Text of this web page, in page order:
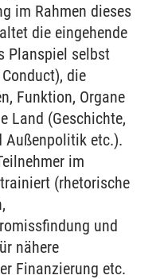
im Rahmen dieses
die eingehende
Planspiel selbst
die
Funktion, Organe
Land (Geschichte,
Außenpolitik etc.).
im
(rhetorische
und
nähere
Finanzierung etc.